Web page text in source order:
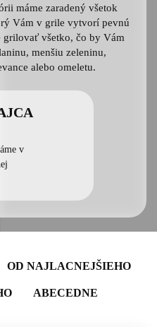
máme zaradený všetok
Vám v grile vytvorí pevnú
grilovať všetko, čo by Vám
menšiu zeleninu,
alebo omeletu.
v
OD NAJLACNEJŠIEHO
ABECEDNE